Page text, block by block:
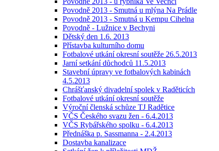
Povodně 2013 - Smutná u mlýna Na Prádle
Povodně 2013 - Smutná u Kempu Cihelna
Povodně - Lužnice v Bechyni
Dětský den 1.6. 2013
Přístavba kulturního domu
Fotbalové utkání okresní soutěže 26.5.2013
Jarní setkání důchodců 11.5.2013
Stavební úpravy ve fotbalových kabinách
4.5.2013
Chrášťanský divadelní spolek v Raděticích
Fotbalové utkání okresní soutěže
Výroční členská schůze TJ Radětice
VČS Českého svazu žen - 6.4.2013
VČS Rybářského spolku - 6.4.2013
Přednáška p. Sassmanna - 2.4.2013
Dostavba kanalizace